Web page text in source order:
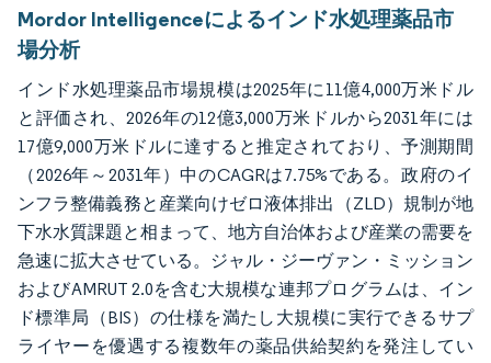
Mordor Intelligenceによるインド水処理薬品市
場分析
インド水処理薬品市場規模は2025年に11億4,000万米ドル
と評価され、2026年の12億3,000万米ドルから2031年には
17億9,000万米ドルに達すると推定されており、予測期間
（2026年～2031年）中のCAGRは7.75%である。政府のイ
ンフラ整備義務と産業向けゼロ液体排出（ZLD）規制が地
下水水質課題と相まって、地方自治体および産業の需要を
急速に拡大させている。ジャル・ジーヴァン・ミッション
およびAMRUT 2.0を含む大規模な連邦プログラムは、イン
ド標準局（BIS）の仕様を満たし大規模に実行できるサプ
ライヤーを優遇する複数年の薬品供給契約を発注してい